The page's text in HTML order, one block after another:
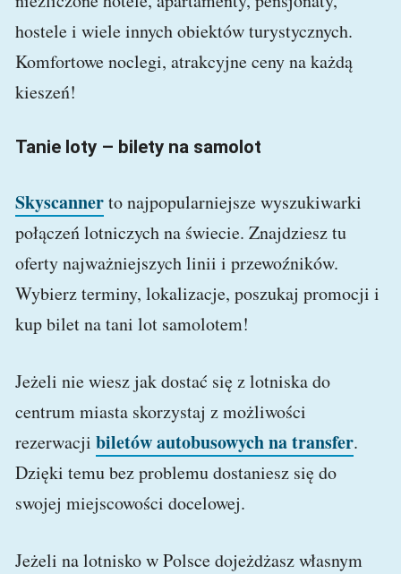
hostele i wiele innych obiektów turystycznych.
Komfortowe noclegi, atrakcyjne ceny na każdą
kieszeń!
Tanie loty – bilety na samolot
Skyscannerto najpopularniejsze wyszukiwarki
połączeń lotniczych na świecie. Znajdziesz tu
oferty najważniejszych linii i przewoźników.
Wybierz terminy, lokalizacje, poszukaj promocji i
kup bilet na tani lot samolotem!
Jeżeli nie wiesz jak dostać się z lotniska do
centrum miasta skorzystaj z możliwości
rezerwacji biletów autobusowych na transfer.
Dzięki temu bez problemu dostaniesz się do
swojej miejscowości docelowej.
Jeżeli na lotnisko w Polsce dojeżdżasz własnym